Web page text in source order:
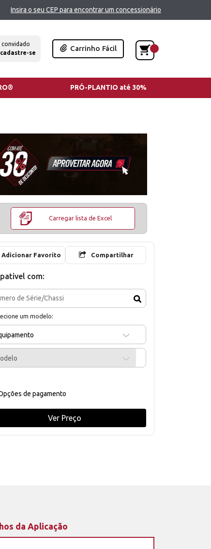
Insira o seu CEP para encontrar um concessionário
convidado
cadastre-se
Carrinho Fácil
PRÓ-PLANTIO até 30%
Carregar lista de Excel
Adicionar Favorito Compartilhar
com:
um modelo:
de pagamento
Ver Preço
da Aplicação